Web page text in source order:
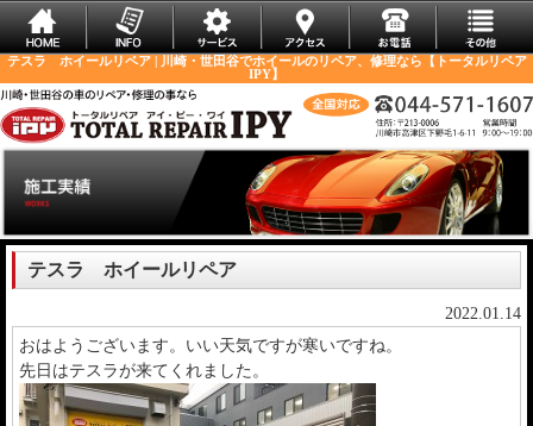
テスラ ホイールリペア | 川崎・世田谷でホイールのリペア、修理なら【トータルリペア
IPY】
テスラ ホイールリペア
2022.01.14
おはようございます。いい天気ですが寒いですね。
先日はテスラが来てくれました。